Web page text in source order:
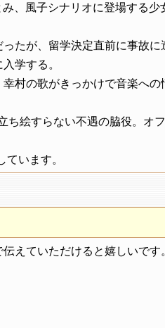
、風子シナリオに登場する少
たが、留学決定直前に事故に
学する。
村の歌がきっかけで音楽への
絵すらない不遇の脇役。オ
ています。
伝えていただけると嬉しいです